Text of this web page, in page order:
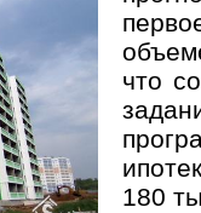
что
180